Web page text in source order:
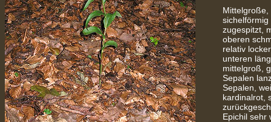
Mittelgroße,
zugespitzt,
oberen
relativ
unteren
mittelgroß,
Sepalen
Sepalen,
kardinalrot,
Epichil sehr